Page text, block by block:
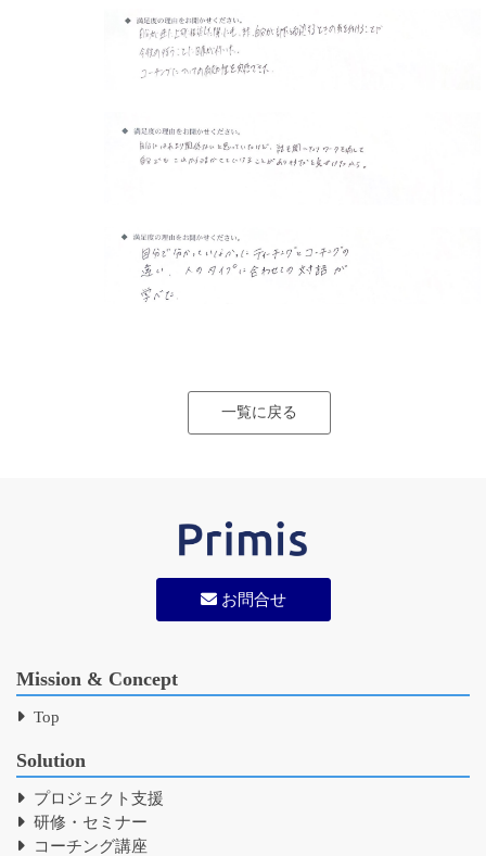
一覧に戻る
お問合せ
Mission & Concept
Top
Solution
プロジェクト支援
研修・セミナー
コーチング講座